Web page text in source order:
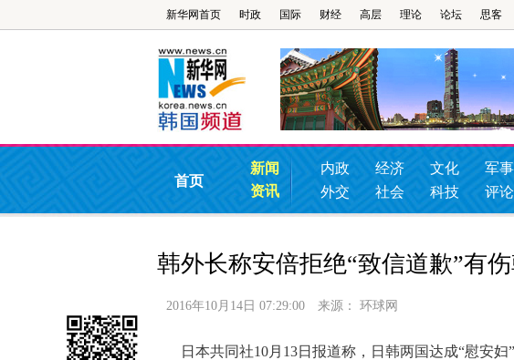
新华网首页 时政 国际 财经 高层 理论 论坛 思客
首页
新闻
资讯
内政 经济 文化 军事
外交
社会 科技 评论
韩外长称安倍拒绝“致信道歉”有
2016年10月14日 07:29:00 来源： 环球网
日本共同社10月13日报道称，日韩两国达成“慰安